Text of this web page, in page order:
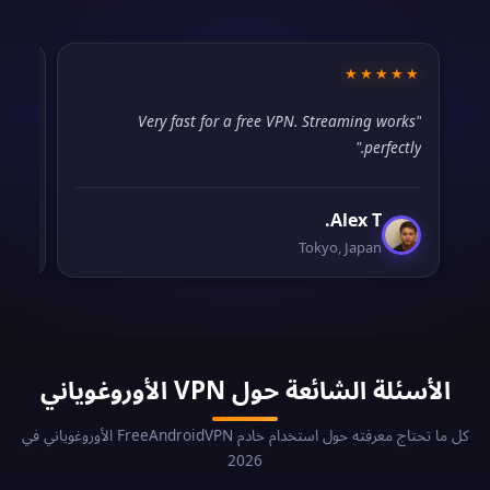
★★★★★
"Very fast for a free VPN. Streaming works
perfectly."
Alex T.
Tokyo, Japan
الأسئلة الشائعة حول VPN الأوروغوياني
كل ما تحتاج معرفته حول استخدام خادم FreeAndroidVPN الأوروغوياني في
2026